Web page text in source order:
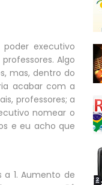
executivo
Algo
mas, dentro do
acabar com a
professores; a
nomear o
e eu acho que
1. Aumento de